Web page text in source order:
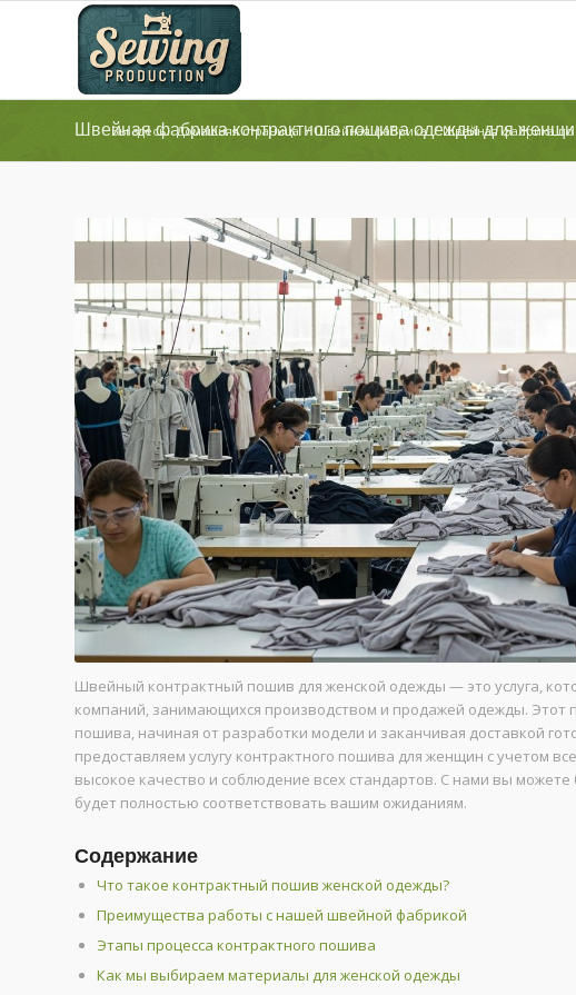
Швейная фабрика контрактного пошива одежды для
Вы здесь: Домашняя страница / Швейная фабрика / Швейная фабрика
Швейный контрактный пошив для женской одежды — это услуга,
компаний, занимающихся производством и продажей одежды. Этот
пошива, начиная от разработки модели и заканчивая доставкой
предоставляем услугу контрактного пошива для женщин с учетом
высокое качество и соблюдение всех стандартов. С нами вы
будет полностью соответствовать вашим ожиданиям.
Содержание
Что такое контрактный пошив женской одежды?
Преимущества работы с нашей швейной фабрикой
Этапы процесса контрактного пошива
Как мы выбираем материалы для женской одежды